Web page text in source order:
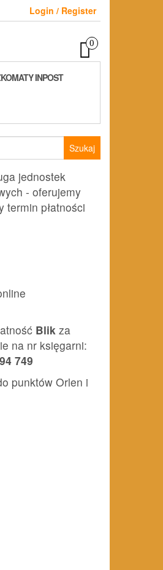
Login / Register
0
INPOST
jednostek
- oferujemy
termin płatności
Blik za
na nr księgarni:
749
punktów Orlen i